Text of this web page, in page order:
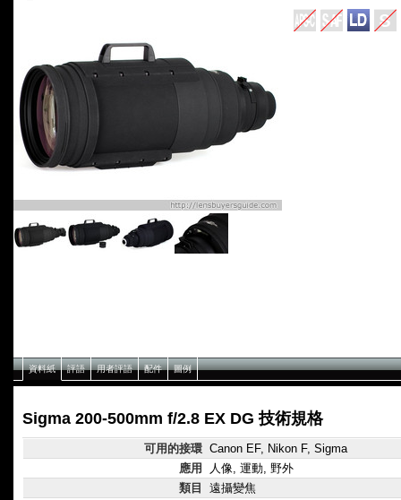
資料紙 評語 用者評語 配件 圖例
Sigma 200-500mm f/2.8 EX DG 技術規格
可用的接環 Canon EF, Nikon F, Sigma
應用
人像, 運動, 野外
類目
遠攝變焦